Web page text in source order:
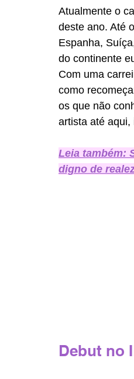
Atualmente o
deste ano. Até
Espanha,
do continente
Com uma
como
os que não
artista até aqui,
Leia também:
digno de
Debut no